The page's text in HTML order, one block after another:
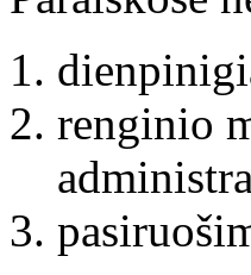
renginio